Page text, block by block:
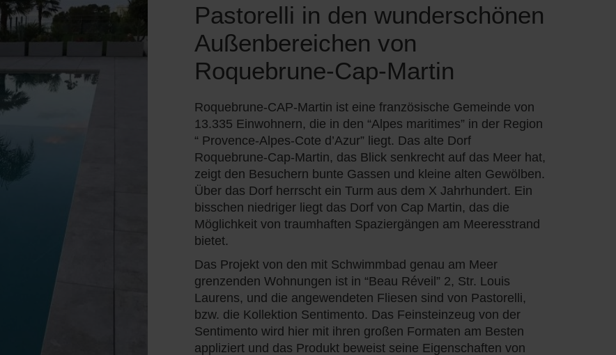
Pastorelli in den wunderschönen
Außenbereichen von
Roquebrune-Cap-Martin
Roquebrune-CAP-Martin ist eine französische Gemeinde von
13.335 Einwohnern, die in den “Alpes maritimes” in der Region
“ Provence-Alpes-Cote d’Azur” liegt. Das alte Dorf
Roquebrune-Cap-Martin, das Blick senkrecht auf das Meer hat,
zeigt den Besuchern bunte Gassen und kleine alten Gewölben.
Über das Dorf herrscht ein Turm aus dem X Jahrhundert. Ein
bisschen niedriger liegt das Dorf von Cap Martin, das die
Möglichkeit von traumhaften Spaziergängen am Meeresstrand
bietet.
Das Projekt von den mit Schwimmbad genau am Meer
grenzenden Wohnungen ist in “Beau Réveil” 2, Str. Louis
Laurens, und die angewendeten Fliesen sind von Pastorelli,
bzw. die Kollektion Sentimento. Das Feinsteinzeug von der
Sentimento wird hier mit ihren großen Formaten am Besten
appliziert und das Produkt beweist seine Eigenschaften von